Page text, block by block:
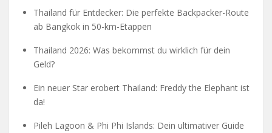
Thailand für Entdecker: Die perfekte Backpacker-Route
ab Bangkok in 50-km-Etappen
Thailand 2026: Was bekommst du wirklich für dein
Geld?
Ein neuer Star erobert Thailand: Freddy the Elephant ist
da!
Pileh Lagoon & Phi Phi Islands: Dein ultimativer Guide